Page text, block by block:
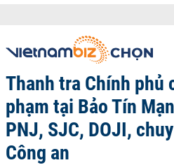
Thanh tra Chính phủ
phạm tại Bảo Tín
PNJ, SJC, DOJI,
Công an